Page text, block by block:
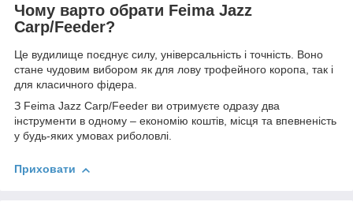
Чому варто обрати Feima Jazz
Carp/Feeder?
Це вудилище поєднує силу, універсальність і точність. Воно
стане чудовим вибором як для лову трофейного коропа, так і
для класичного фідера.
З Feima Jazz Carp/Feeder ви отримуєте одразу два
інструменти в одному – економію коштів, місця та впевненість
у будь-яких умовах риболовлі.
Приховати